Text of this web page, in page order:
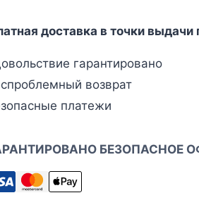
доставка в точки выдачи
гарантировано
возврат
платежи
БЕЗОПАСНОЕ